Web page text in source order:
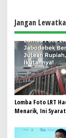
i
p
o
s
Jangan
Lomba Foto LRT
Menarik, Ini